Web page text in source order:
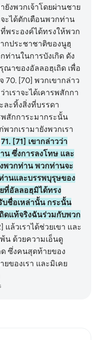
ยังพวกเจ้าโดยผ่านชาย
ะได้ตักเตือนพวกท่าน
พระองค์ได้ทรงให้พวก
กประชาชาติของนูฮฺ
ท่านในการบังเกิด ดัง
ณาของอัลลอฮฺเถิด เพื่อ
70. [70] พวกเขากล่าว
าเราจะได้เคารพสักกา
ละทิ้งสิ่งที่บรรดา
พสักการะมากระนั้น
วกเรามายังพวกเรา
71. [71] เขากล่าวว่า
น ซึ่งการลงโทษ และ
พวกท่าน พวกท่านจะ
านและบรรพบุรุษของ
ที่อัลลอฮฺมิได้ทรง
บชื่อเหล่านั้น กระนั้น
ดแท้จริงฉันร่วมกับพวก
แล้วเราได้ช่วยเขา และ
น ด้วยความเอ็นดู
ด ซึ่งคนสุดท้ายของ
ยของเรา และมิเคย